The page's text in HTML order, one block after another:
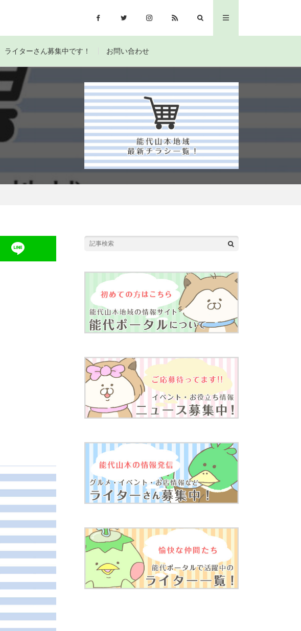
ライターさん募集中です！ お問い合わせ